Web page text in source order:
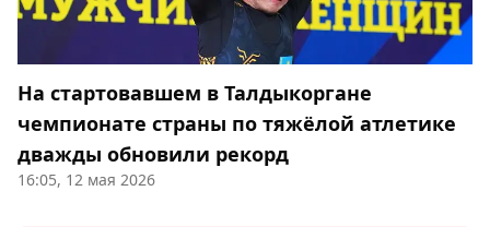
На стартовавшем в Талдыкоргане
чемпионате страны по тяжёлой атлетике
дважды обновили рекорд
16:05, 12 мая 2026